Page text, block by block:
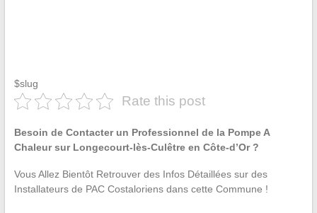
$slug
Rate this post
Besoin de Contacter un Professionnel de la Pompe A
Chaleur sur Longecourt-lès-Culêtre en Côte-d’Or ?
Vous Allez Bientôt Retrouver des Infos Détaillées sur des
Installateurs de PAC Costaloriens dans cette Commune !